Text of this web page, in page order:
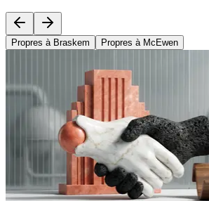
Propres à Braskem Propres à McEwen